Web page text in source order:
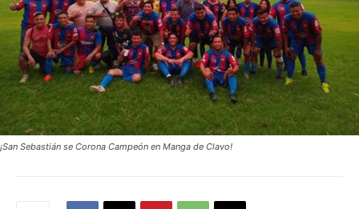
¡San Sebastián se Corona Campeón en Manga de Clavo!